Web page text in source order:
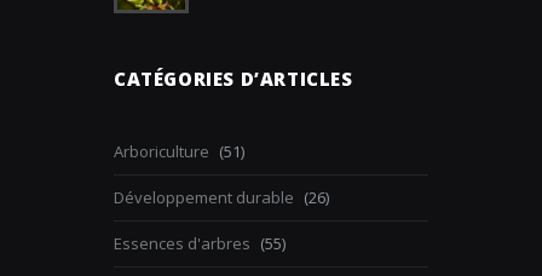
CATÉGORIES D’ARTICLES
Arboriculture (51)
Développement durable (26)
Essences d'arbres (55)